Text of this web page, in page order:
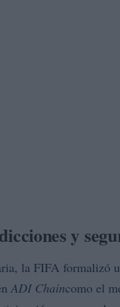
y
la FIFA formalizó
ADI Chaincomo el